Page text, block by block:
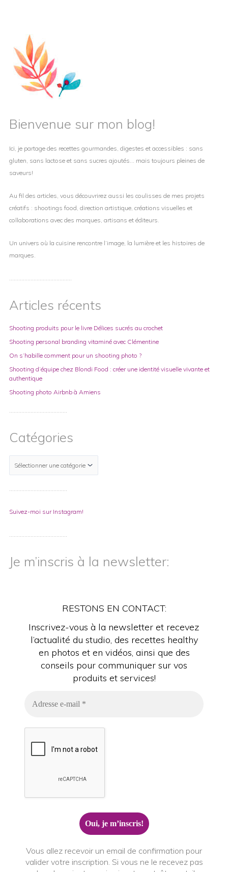
Bienvenue sur mon blog!
Ici, je partage des recettes gourmandes, digestes et accessibles : sans
gluten, sans lactose et sans sucres ajoutés… mais toujours pleines de
saveurs!
Au fil des articles, vous découvrirez aussi les coulisses de mes projets
créatifs : shootings food, direction artistique, créations visuelles et
collaborations avec des marques, artisans et éditeurs.
Un univers où la cuisine rencontre l’image, la lumière et les histoires de
marques.
Articles récents
Shooting produits pour le livre Délices sucrés au crochet
Shooting personal branding vitaminé avec Clémentine
On s’habille comment pour un shooting photo ?
Shooting d’équipe chez Blondi Food : créer une identité visuelle vivante et
authentique
Shooting photo Airbnb à Amiens
Catégories
………………………………..
Suivez-moi sur Instagram!
………………………………..
Je m’inscris à la newsletter:
RESTONS EN CONTACT:
Inscrivez-vous à la newsletter et recevez
l’actualité du studio, des recettes healthy
en photos et en vidéos, ainsi que des
conseils pour communiquer sur vos
produits et services!
Vous allez recevoir un email de confirmation pour
valider votre inscription. Si vous ne le recevez pas